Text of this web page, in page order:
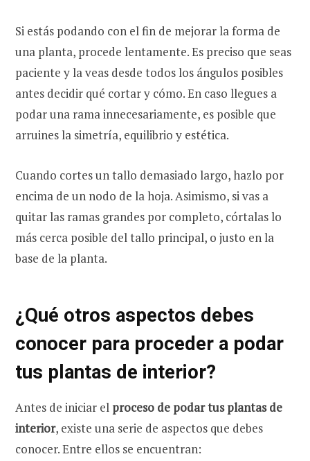
Si estás podando con el fin de mejorar la forma de
una planta, procede lentamente. Es preciso que seas
paciente y la veas desde todos los ángulos posibles
antes decidir qué cortar y cómo. En caso llegues a
podar una rama innecesariamente, es posible que
arruines la simetría, equilibrio y estética.
Cuando cortes un tallo demasiado largo, hazlo por
encima de un nodo de la hoja. Asimismo, si vas a
quitar las ramas grandes por completo, córtalas lo
más cerca posible del tallo principal, o justo en la
base de la planta.
¿Qué otros aspectos debes
conocer para proceder a podar
tus plantas de interior?
Antes de iniciar el proceso de podar tus plantas de
interior, existe una serie de aspectos que debes
conocer. Entre ellos se encuentran: